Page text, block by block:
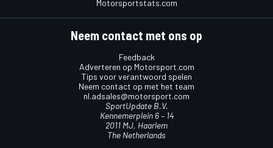
Motorsportstats.com
Neem contact met ons op
Feedback
Adverteren op Motorsport.com
Tips voor verantwoord spelen
Neem contact op met het team
nl.adsales@motorsport.com
SportUpdate B.V.
Kennemerplein 6 – 14
2011 MJ, Haarlem
The Netherlands